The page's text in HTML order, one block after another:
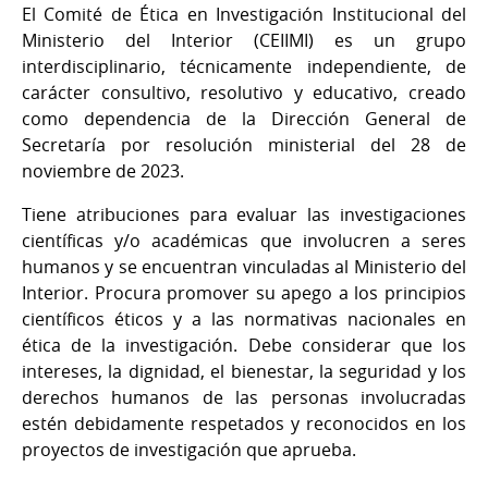
El Comité de Ética en Investigación Institucional del
Ministerio del Interior (CEIIMI) es un grupo
interdisciplinario, técnicamente independiente, de
carácter consultivo, resolutivo y educativo, creado
como dependencia de la Dirección General de
Secretaría por resolución ministerial del 28 de
noviembre de 2023.
Tiene atribuciones para evaluar las investigaciones
científicas y/o académicas que involucren a seres
humanos y se encuentran vinculadas al Ministerio del
Interior. Procura promover su apego a los principios
científicos éticos y a las normativas nacionales en
ética de la investigación. Debe considerar que los
intereses, la dignidad, el bienestar, la seguridad y los
derechos humanos de las personas involucradas
estén debidamente respetados y reconocidos en los
proyectos de investigación que aprueba.